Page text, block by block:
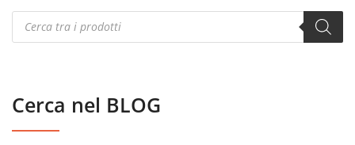
Products
search
Cerca nel BLOG